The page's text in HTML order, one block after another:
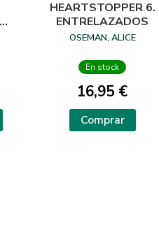
HEARTSTOPPER 6.
ENTRELAZADOS
OSEMAN, ALICE
En stock
16,95 €
Comprar